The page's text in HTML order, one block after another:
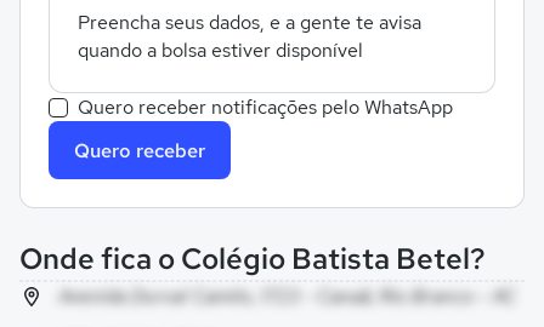
Preencha seus dados, e a gente te avisa
quando a bolsa estiver disponível
Quero receber notificações pelo WhatsApp
Quero receber
Onde fica o Colégio Batista Betel?
Avenida Durval Camilo, 1723 - Canaã, Rio Branco - AC